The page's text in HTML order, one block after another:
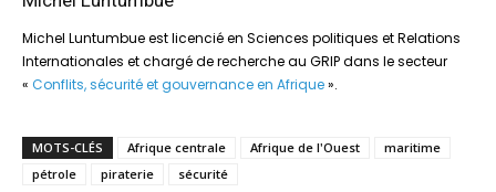
Michel Luntumbue est licencié en Sciences politiques et Relations
Internationales et chargé de recherche au GRIP dans le secteur
« Conflits, sécurité et gouvernance en Afrique».
MOTS-CLÉS Afrique centrale Afrique de l'Ouest
maritime
pétrole
piraterie sécurité